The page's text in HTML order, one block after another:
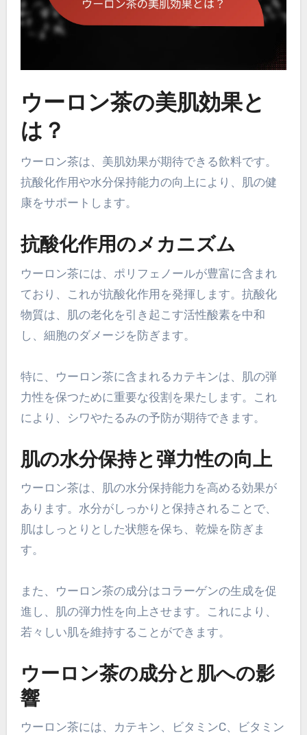
ウーロン茶の美肌効果と
は？
ウーロン茶は、美肌効果が期待できる飲料です。
抗酸化作用や水分保持能力の向上により、肌の健
康をサポートします。
抗酸化作用のメカニズム
ウーロン茶には、ポリフェノールが豊富に含まれ
ており、これが抗酸化作用を発揮します。抗酸化
物質は、肌の老化を引き起こす活性酸素を中和
し、細胞のダメージを防ぎます。
特に、ウーロン茶に含まれるカテキンは、肌の弾
力性を保つために重要な役割を果たします。これ
により、シワやたるみの予防が期待できます。
肌の水分保持と弾力性の向上
ウーロン茶は、肌の水分保持能力を高める効果が
あります。水分がしっかりと保持されることで、
肌はしっとりとした状態を保ち、乾燥を防ぎま
す。
また、ウーロン茶の成分はコラーゲンの生成を促
進し、肌の弾力性を向上させます。これにより、
若々しい肌を維持することができます。
ウーロン茶の成分と肌への影
響
ウーロン茶には、カテキン、ビタミンC、ビタミン